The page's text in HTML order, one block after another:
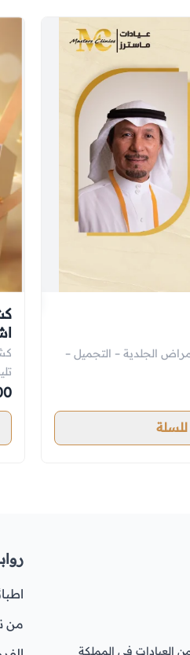
الجلدية – التجميل –
العيادات في المملكة
من